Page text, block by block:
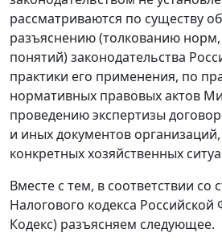
рассматриваются по существу
разъяснению (толкованию
понятий) законодательства
практики его применения, по
нормативных правовых актов
проведению экспертизы
и иных документов
конкретных хозяйственных
Вместе с тем, в соответствии со
Налогового кодекса
Кодекс) разъясняем следующее.